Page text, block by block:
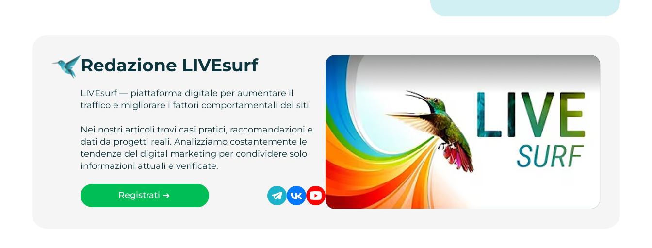
Redazione LIVEsurf
LIVEsurf — piattaforma digitale per aumentare il
traffico e migliorare i fattori comportamentali dei siti.
Nei nostri articoli trovi casi pratici, raccomandazioni e
dati da progetti reali. Analizziamo costantemente le
tendenze del digital marketing per condividere solo
informazioni attuali e verificate.
Registrati